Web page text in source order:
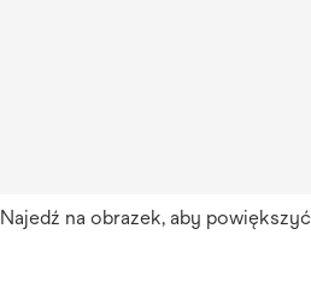
Najedź na obrazek, aby powiększyć